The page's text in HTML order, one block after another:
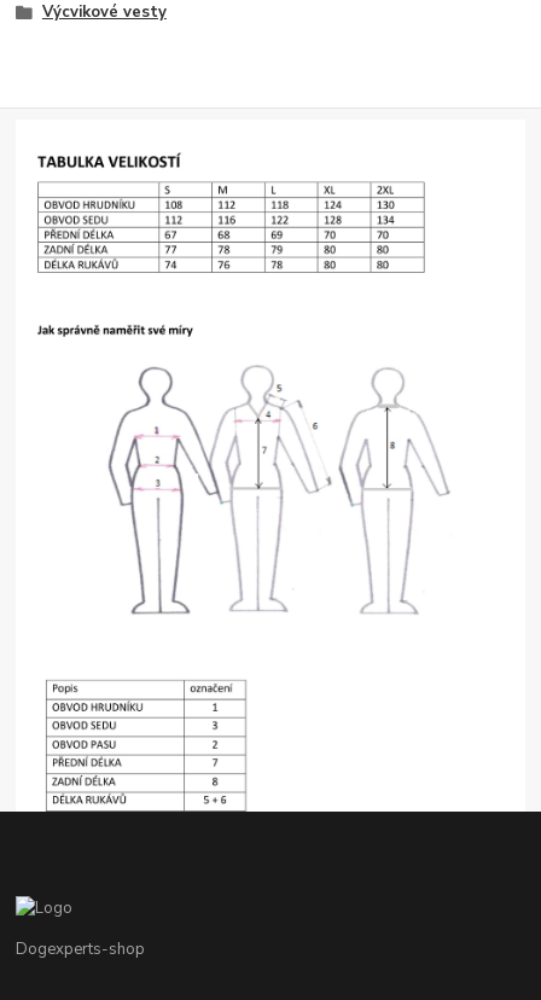
Výcvikové vesty
Dogexperts-shop